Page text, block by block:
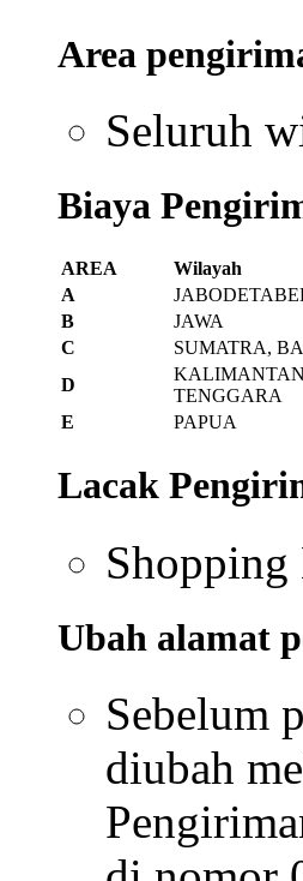
produk
rusak/
diterima.
Waktu
JABODETABEK
Jawa
Sumatra
* Tidak
* Untuk
memakan
Area
Seluruh
Biaya
AREA
Wilayah